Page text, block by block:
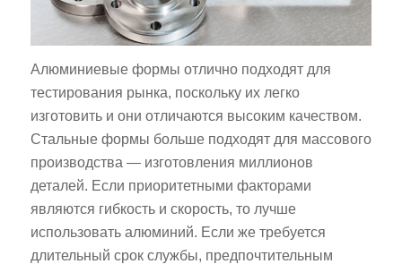
Алюминиевые формы отлично подходят для
тестирования рынка, поскольку их легко
изготовить и они отличаются высоким качеством.
Стальные формы больше подходят для массового
производства — изготовления миллионов
деталей. Если приоритетными факторами
являются гибкость и скорость, то лучше
использовать алюминий. Если же требуется
длительный срок службы, предпочтительным